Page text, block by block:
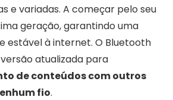
e variadas. A começar pelo seu
geração, garantindo uma
estável à internet. O Bluetooth
atualizada para
de conteúdos com outros
fio.